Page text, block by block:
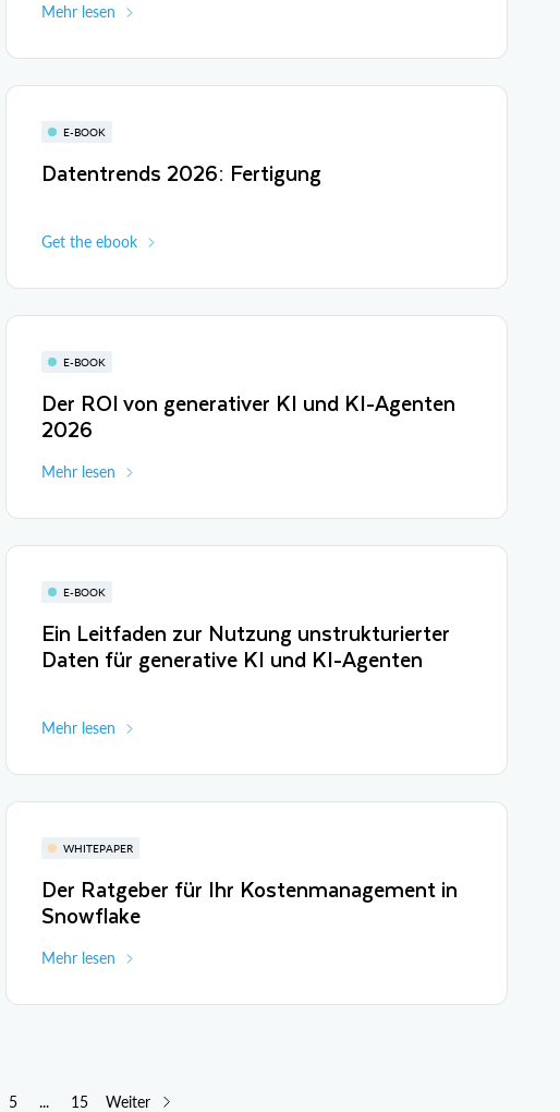
Mehr lesen
E-BOOK
Datentrends 2026: Fertigung
Get the ebook
E-BOOK
Der ROI von generativer KI und KI-Agenten
2026
Mehr lesen
E-BOOK
Ein Leitfaden zur Nutzung unstrukturierter
Daten für generative KI und KI-Agenten
Mehr lesen
WHITEPAPER
Der Ratgeber für Ihr Kostenmanagement in
Snowflake
Mehr lesen
5 ... 15 Weiter